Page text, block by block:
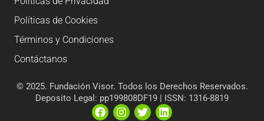
Políticas de Cookies
Términos y Condiciones
Contáctanos
© 2025. Fundación Visor. Todos los Derechos Reservados.
Deposito Legal: pp199808DF19 | ISSN: 1316-8819